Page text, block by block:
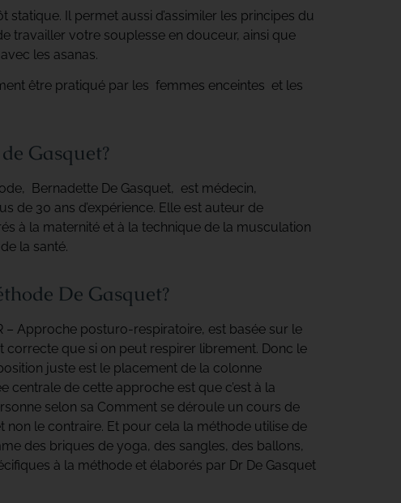
statique. Il permet aussi d’assimiler les principes du
travailler votre souplesse en douceur, ainsi que
les asanas.
être pratiqué par les femmes enceintes et les
Gasquet?
Bernadette De Gasquet, est médecin,
de 30 ans d’expérience. Elle est auteur de
à la maternité et à la technique de la musculation
la santé.
De Gasquet?
– Approche posturo-respiratoire, est basée sur le
correcte que si on peut respirer librement. Donc le
juste est le placement de la colonne
centrale de cette approche est que c’est à la
selon sa Comment se déroule un cours de
non le contraire. Et pour cela la méthode utilise de
des briques de yoga, des sangles, des ballons,
à la méthode et élaborés par Dr De Gasquet